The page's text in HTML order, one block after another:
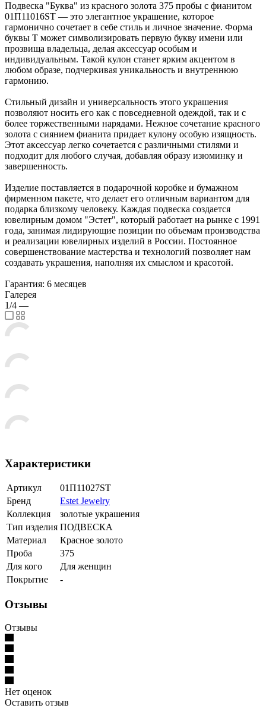
Подвеска "Буква" из красного золота 375 пробы с фианитом
01П11016SТ — это элегантное украшение, которое
гармонично сочетает в себе стиль и личное значение. Форма
буквы Т может символизировать первую букву имени или
прозвища владельца, делая аксессуар особым и
индивидуальным. Такой кулон станет ярким акцентом в
любом образе, подчеркивая уникальность и внутреннюю
гармонию.
Стильный дизайн и универсальность этого украшения
позволяют носить его как с повседневной одеждой, так и с
более торжественными нарядами. Нежное сочетание красного
золота с сиянием фианита придает кулону особую изящность.
Этот аксессуар легко сочетается с различными стилями и
подходит для любого случая, добавляя образу изюминку и
завершенность.
Изделие поставляется в подарочной коробке и бумажном
фирменном пакете, что делает его отличным вариантом для
подарка близкому человеку. Каждая подвеска создается
ювелирным домом "Эстет", который работает на рынке с 1991
года, занимая лидирующие позиции по объемам производства
и реализации ювелирных изделий в России. Постоянное
совершенствование мастерства и технологий позволяет нам
создавать украшения, наполняя их смыслом и красотой.
Гарантия: 6 месяцев
Галерея
1/4 —
Характеристики
Артикул
01П11027SТ
Бренд
Estet Jewelry
Коллекция
золотые украшения
Тип изделия ПОДВЕСКА
Материал
Красное золото
Проба
375
Для кого
Для женщин
Покрытие
-
Отзывы
Отзывы
Нет оценок
Оставить отзыв